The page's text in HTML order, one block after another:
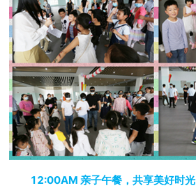
12:00AM 亲子午餐，共享美好时光